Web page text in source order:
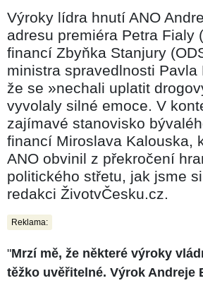
Výroky lídra hnutí ANO
adresu premiéra Petra Fialy
financí Zbyňka Stanjury
ministra spravedlnosti Pavla
že se »nechali uplatit
vyvolaly silné emoce. V
zajímavé stanovisko
financí Miroslava Kalouska,
ANO obvinil z překročení
politického střetu, jak jsme
redakci ŽivotvČesku.cz.
Reklama:
"Mrzí mě, že některé výroky
těžko uvěřitelné. Výrok Andreje